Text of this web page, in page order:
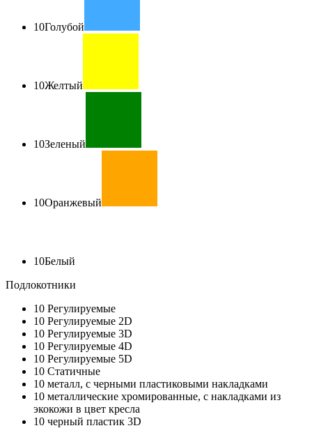
10Голубой
10Желтый
10Зеленый
10Оранжевый
10Белый
Подлокотники
10 Регулируемые
10 Регулируемые 2D
10 Регулируемые 3D
10 Регулируемые 4D
10 Регулируемые 5D
10 Статичные
10 металл, с черными пластиковыми накладками
10 металлические хромированные, с накладками из
экокожи в цвет кресла
10 черный пластик 3D